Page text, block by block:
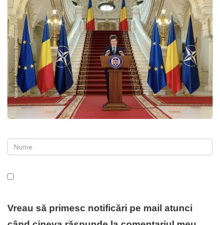
Vreau să primesc notificări pe mail atunci